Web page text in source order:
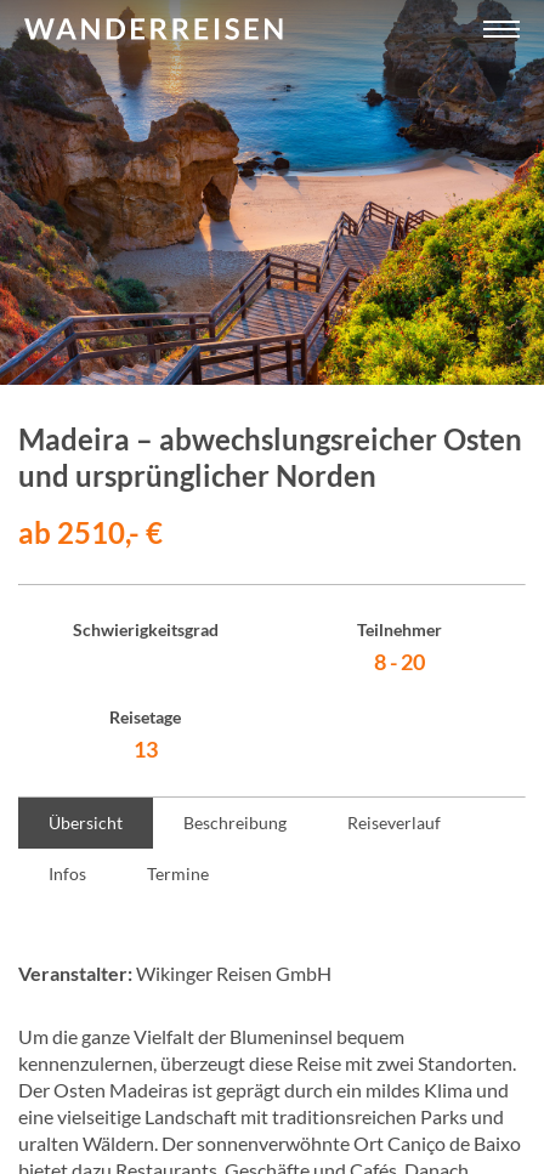
Madeira – abwechslungsreicher Osten
und ursprünglicher Norden
ab 2510,- €
Schwierigkeitsgrad Teilnehmer
8 - 20
Reisetage
13
Übersicht Beschreibung Reiseverlauf
Infos Termine
Veranstalter:Wikinger Reisen GmbH
Um die ganze Vielfalt der Blumeninsel bequem
kennenzulernen, überzeugt diese Reise mit zwei Standorten.
Der Osten Madeiras ist geprägt durch ein mildes Klima und
eine vielseitige Landschaft mit traditionsreichen Parks und
uralten Wäldern. Der sonnenverwöhnte Ort Caniço de Baixo